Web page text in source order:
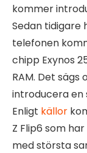
kommer
Sedan tidigare
telefonen
chipp Exynos
RAM. Det
introducera en
Enligt källor
Z Flip6 som
med största